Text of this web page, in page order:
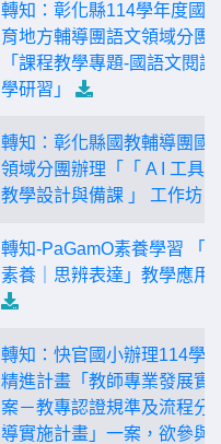
轉知：彰化縣114學年度國
育地方輔導團語文領域分團
「課程教學專題-國語文閱讀
學研習」
轉知：彰化縣國教輔導團國
領域分團辦理「「 A I 工具
教學設計與備課 」 工作坊
轉知-PaGamO素養學習 「
素養｜思辨表達」教學應用
轉知：快官國小辦理114學
精進計畫「教師專業發展實
案－教專認證規準及流程分
導實施計畫」一案，欲參與